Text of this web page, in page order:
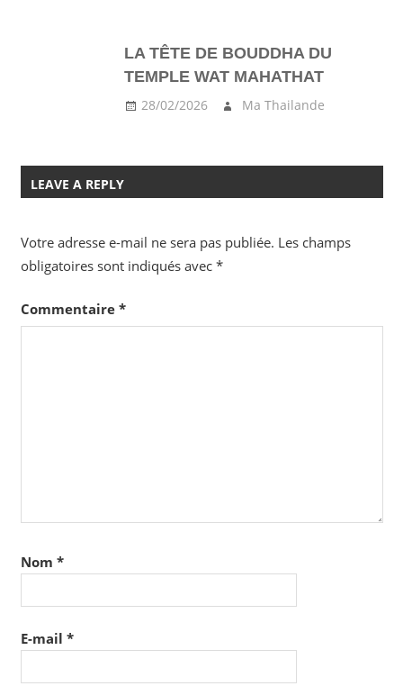
LA TÊTE DE BOUDDHA DU
TEMPLE WAT MAHATHAT
28/02/2026 Ma Thailande
LEAVE A REPLY
Votre adresse e-mail ne sera pas publiée. Les champs
obligatoires sont indiqués avec *
Commentaire *
Nom *
E-mail *